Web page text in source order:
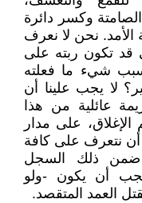
وكسر دائرة
الأمد. نحن لا نعرف
قد تكون ربته على
شيء ما فعلته
لا يجب علينا أن
عائلية من هذا
على مدار
نتعرف على كافة
ضمن ذلك السجل
أن يكون -ولو
العمد المتقصد.